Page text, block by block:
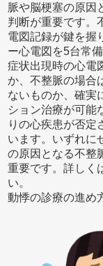
脈や脳梗塞の原因
判断が重要です。
電図記録が鍵を握
ー心電図を5台常
症状出現時の心電
か、不整脈の場合
ないものか、確実
ション治療が可能
りの心疾患が否定
います。いずれに
の原因となる不整
重要です。詳しく
い。
動悸の診療の進め